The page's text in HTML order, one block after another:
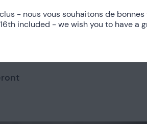
- nous vous souhaitons de
included - we wish you to have a